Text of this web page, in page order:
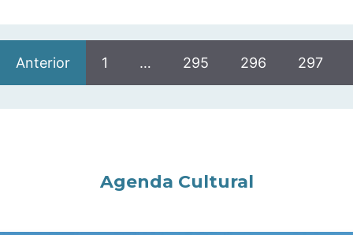
Anterior 1 … 295 296 297
Agenda Cultural